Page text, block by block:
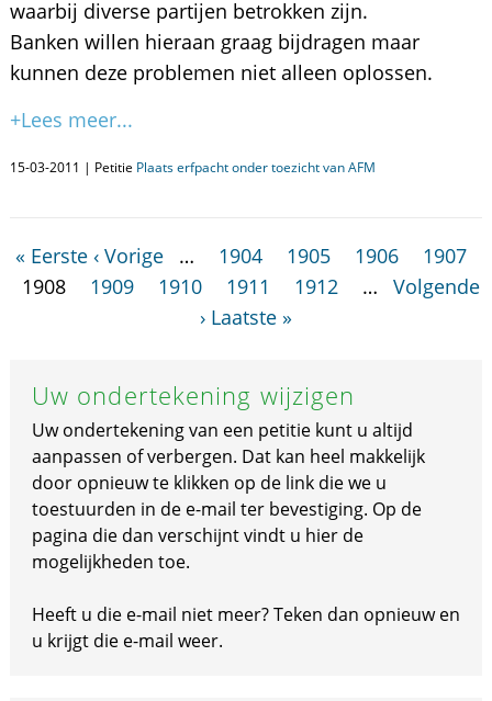
waarbij diverse partijen betrokken zijn.
Banken willen hieraan graag bijdragen maar
kunnen deze problemen niet alleen oplossen.
+Lees meer...
15-03-2011 | Petitie Plaats erfpacht onder toezicht van AFM
« Eerste ‹ Vorige … 1904 1905 1906
1907
1908
1909 1910 1911 1912 …
Volgende
› Laatste »
Uw ondertekening wijzigen
Uw ondertekening van een petitie kunt u altijd
aanpassen of verbergen. Dat kan heel makkelijk
door opnieuw te klikken op de link die we u
toestuurden in de e-mail ter bevestiging. Op de
pagina die dan verschijnt vindt u hier de
mogelijkheden toe.
Heeft u die e-mail niet meer? Teken dan opnieuw en
u krijgt die e-mail weer.